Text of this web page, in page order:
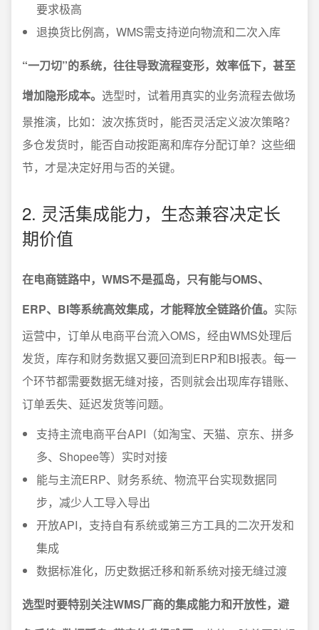
要求极高
退换货比例高，WMS需支持逆向物流和二次入库
“一刀切”的系统，往往导致流程变形，效率低下，甚至
增加隐形成本。 选型时，试着用真实的业务流程去做场
景推演，比如：波次拣货时，能否灵活定义波次策略？
多仓发货时，能否自动按距离和库存分配订单？这些细
节，才是决定好用与否的关键。
2. 灵活集成能力，生态兼容决定长
期价值
在电商链路中，WMS不是孤岛，只有能与OMS、
ERP、BI等系统高效集成，才能释放全链路价值。 实际
运营中，订单从电商平台流入OMS，经由WMS处理后
发货，库存和财务数据又要回流到ERP和BI报表。每一
个环节都需要数据无缝对接，否则就会出现库存错账、
订单丢失、延迟发货等问题。
支持主流电商平台API（如淘宝、天猫、京东、拼多
多、Shopee等）实时对接
能与主流ERP、财务系统、物流平台实现数据同
步，减少人工导入导出
开放API，支持自有系统或第三方工具的二次开发和
集成
数据标准化，历史数据迁移和新系统对接无缝过渡
选型时要特别关注WMS厂商的集成能力和开放性，避